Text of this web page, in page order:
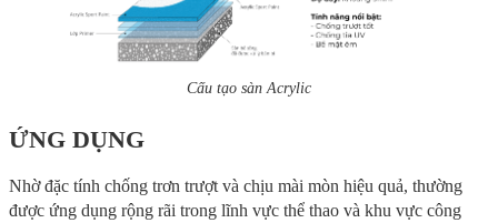
Cấu tạo sàn Acrylic
ỨNG DỤNG
Nhờ đặc tính chống trơn trượt và chịu mài mòn hiệu quả, thường
được ứng dụng rộng rãi trong lĩnh vực thể thao và khu vực công